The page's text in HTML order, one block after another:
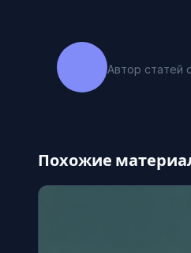
Автор статей
Похожие